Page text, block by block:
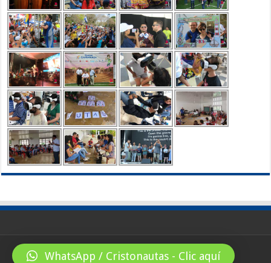
WhatsApp / Cristonautas - Clic aquí